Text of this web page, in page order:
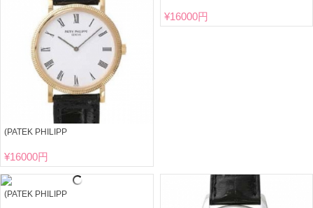
(PATEK PHILIPP
¥16000円
¥16000円
(PATEK PHILIPP